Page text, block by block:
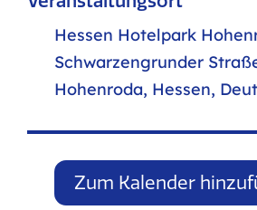
Hessen Hotelpark
Schwarzengrunder
Hohenroda, Hessen,
Zum Kalender